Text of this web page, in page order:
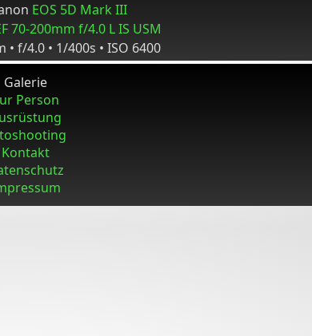
EOS 5D Mark III
70-200mm f/4.0 L IS USM
• f/4.0 • 1/400s • ISO 6400
Galerie
Person
Kontakt